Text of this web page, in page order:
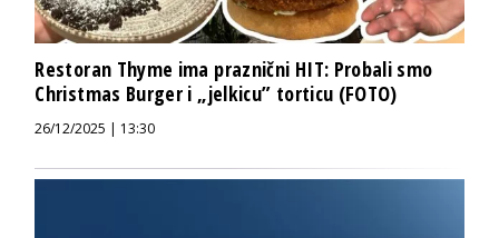
Restoran Thyme ima praznični HIT: Probali smo
Christmas Burger i „jelkicu” torticu (FOTO)
26/12/2025 | 13:30